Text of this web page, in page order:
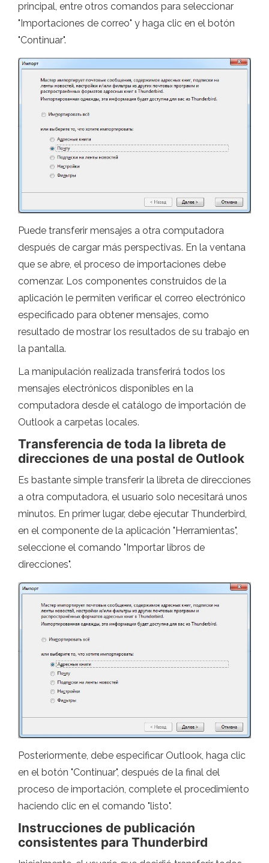
principal, entre otros comandos para seleccionar
"Importaciones de correo" y haga clic en el botón
"Continuar".
Puede transferir mensajes a otra computadora
después de cargar más perspectivas. En la ventana
que se abre, el proceso de importaciones debe
comenzar. Los componentes construidos de la
aplicación le permiten verificar el correo electrónico
especificado para obtener mensajes, como
resultado de mostrar los resultados de su trabajo en
la pantalla.
La manipulación realizada transferirá todos los
mensajes electrónicos disponibles en la
computadora desde el catálogo de importación de
Outlook a carpetas locales.
Transferencia de toda la libreta de
direcciones de una postal de Outlook
Es bastante simple transferir la libreta de direcciones
a otra computadora, el usuario solo necesitará unos
minutos. En primer lugar, debe ejecutar Thunderbird,
en el componente de la aplicación "Herramientas",
seleccione el comando "Importar libros de
direcciones".
Posteriormente, debe especificar Outlook, haga clic
en el botón "Continuar", después de la final del
proceso de importación, complete el procedimiento
haciendo clic en el comando "listo".
Instrucciones de publicación
consistentes para Thunderbird